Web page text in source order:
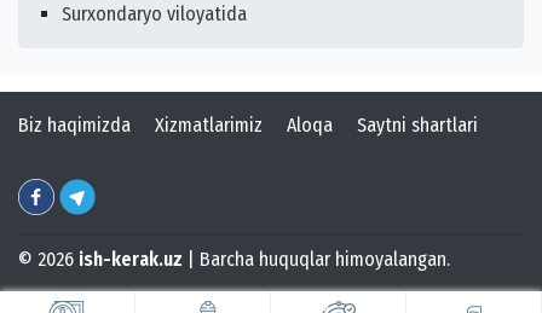
Surxondaryo viloyatida
Biz haqimizda Xizmatlarimiz Aloqa Saytni shartlari
© 2026 ish-kerak.uz | Barcha huquqlar himoyalangan.